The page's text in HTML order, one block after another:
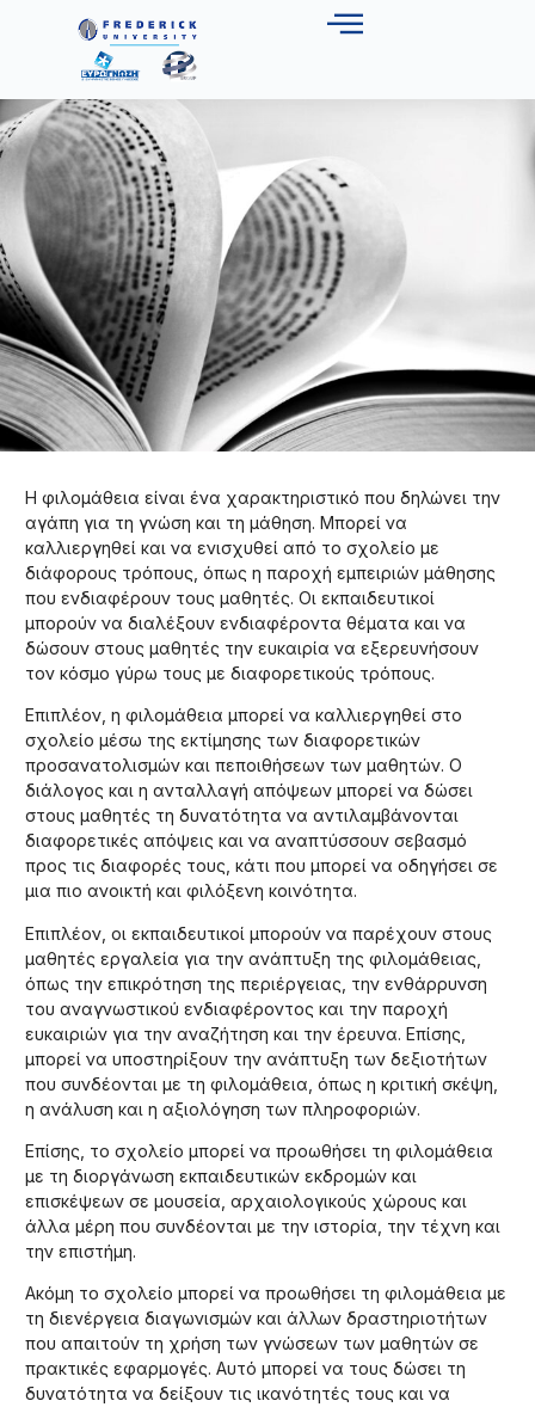
Η φιλομάθεια είναι ένα χαρακτηριστικό που δηλώνει την
αγάπη για τη γνώση και τη μάθηση. Μπορεί να
καλλιεργηθεί και να ενισχυθεί από το σχολείο με
διάφορους τρόπους, όπως η παροχή εμπειριών μάθησης
που ενδιαφέρουν τους μαθητές. Οι εκπαιδευτικοί
μπορούν να διαλέξουν ενδιαφέροντα θέματα και να
δώσουν στους μαθητές την ευκαιρία να εξερευνήσουν
τον κόσμο γύρω τους με διαφορετικούς τρόπους.
Επιπλέον, η φιλομάθεια μπορεί να καλλιεργηθεί στο
σχολείο μέσω της εκτίμησης των διαφορετικών
προσανατολισμών και πεποιθήσεων των μαθητών. Ο
διάλογος και η ανταλλαγή απόψεων μπορεί να δώσει
στους μαθητές τη δυνατότητα να αντιλαμβάνονται
διαφορετικές απόψεις και να αναπτύσσουν σεβασμό
προς τις διαφορές τους, κάτι που μπορεί να οδηγήσει σε
μια πιο ανοικτή και φιλόξενη κοινότητα.
Επιπλέον, οι εκπαιδευτικοί μπορούν να παρέχουν στους
μαθητές εργαλεία για την ανάπτυξη της φιλομάθειας,
όπως την επικρότηση της περιέργειας, την ενθάρρυνση
του αναγνωστικού ενδιαφέροντος και την παροχή
ευκαιριών για την αναζήτηση και την έρευνα. Επίσης,
μπορεί να υποστηρίξουν την ανάπτυξη των δεξιοτήτων
που συνδέονται με τη φιλομάθεια, όπως η κριτική σκέψη,
η ανάλυση και η αξιολόγηση των πληροφοριών.
Επίσης, το σχολείο μπορεί να προωθήσει τη φιλομάθεια
με τη διοργάνωση εκπαιδευτικών εκδρομών και
επισκέψεων σε μουσεία, αρχαιολογικούς χώρους και
άλλα μέρη που συνδέονται με την ιστορία, την τέχνη και
την επιστήμη.
Ακόμη το σχολείο μπορεί να προωθήσει τη φιλομάθεια με
τη διενέργεια διαγωνισμών και άλλων δραστηριοτήτων
που απαιτούν τη χρήση των γνώσεων των μαθητών σε
πρακτικές εφαρμογές. Αυτό μπορεί να τους δώσει τη
δυνατότητα να δείξουν τις ικανότητές τους και να